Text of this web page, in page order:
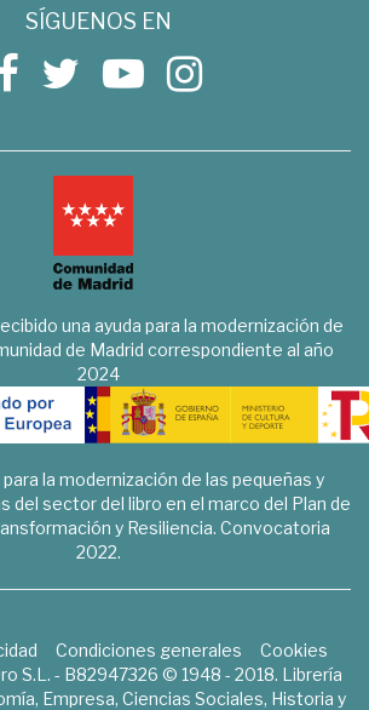
SÍGUENOS EN
una ayuda para la modernización de
de Madrid correspondiente al año
2024
la modernización de las pequeñas y
del sector del libro en el marco del Plan de
y Resiliencia. Convocatoria
2022.
Condiciones generales
Cookies
S.L. - B82947326 © 1948 - 2018. Librería
Empresa, Ciencias Sociales, Historia y